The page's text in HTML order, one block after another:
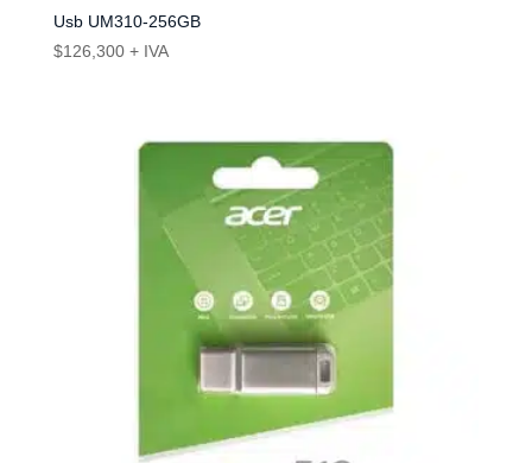
Usb UM310-256GB
$126,300 + IVA